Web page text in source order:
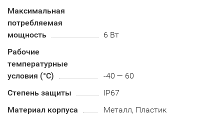
Максимальная
потребляемая
мощность
6 Вт
Рабочие
температурные
условия (°С)
-40 — 60
Степень защиты
IP67
Материал корпуса
Металл, Пластик